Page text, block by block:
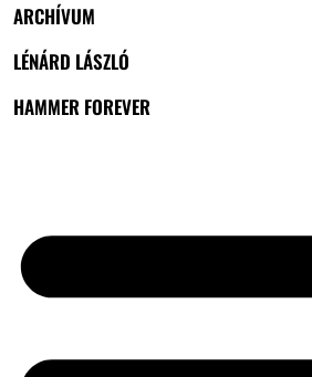
ARCHÍVUM
LÉNÁRD LÁSZLÓ
HAMMER FOREVER